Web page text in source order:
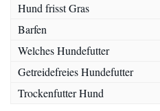
Hund frisst Gras
Barfen
Welches Hundefutter
Getreidefreies Hundefutter
Trockenfutter Hund